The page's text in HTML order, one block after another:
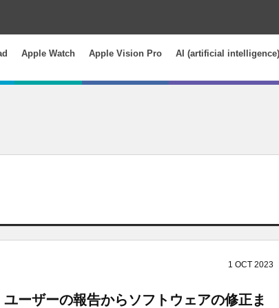
Apple Watch Apple Vision Pro AI (artificial intelligence)
1 OCT 2023
ーザーの報告からソフトウェアの修正ま